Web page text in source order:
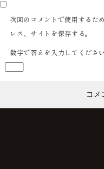
次回のコメントで使用するた
レス、サイトを保存する。
数字で答えを入力してくださ